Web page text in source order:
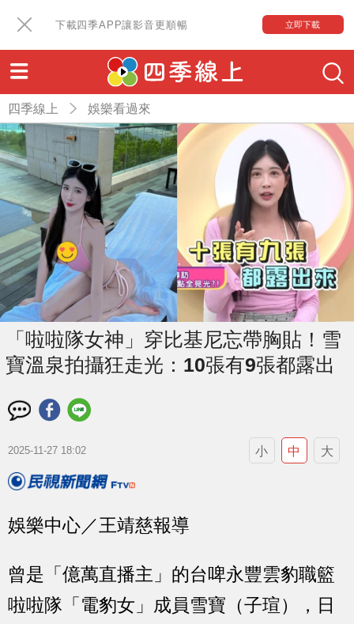
下載四季APP讓影音更順暢 立即下載
四季線上 娛樂看過來
「啦啦隊女神」穿比基尼忘帶胸貼！雪
寶溫泉拍攝狂走光：10張有9張都露出
2025-11-27 18:02 小 中 大
娛樂中心／王靖慈報導
曾是「億萬直播主」的台啤永豐雲豹職籃
啦啦隊「電豹女」成員雪寶（子瑄），日